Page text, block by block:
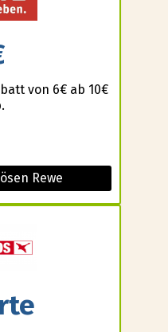
von 6€ ab 10€
Rewe